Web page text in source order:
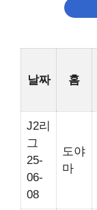
날짜 홈
J2리
그
25-
06-
08
도야
마